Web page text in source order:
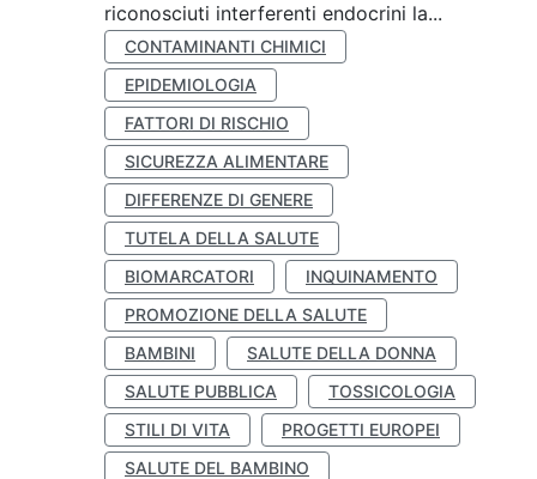
riconosciuti interferenti endocrini la...
CONTAMINANTI CHIMICI
EPIDEMIOLOGIA
FATTORI DI RISCHIO
SICUREZZA ALIMENTARE
DIFFERENZE DI GENERE
TUTELA DELLA SALUTE
BIOMARCATORI
INQUINAMENTO
PROMOZIONE DELLA SALUTE
BAMBINI
SALUTE DELLA DONNA
SALUTE PUBBLICA
TOSSICOLOGIA
STILI DI VITA
PROGETTI EUROPEI
SALUTE DEL BAMBINO